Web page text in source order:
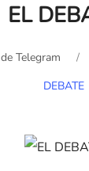
EL
Telegram
DEBATE